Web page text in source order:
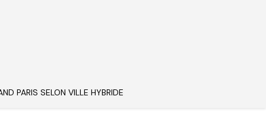
PARIS SELON VILLE HYBRIDE